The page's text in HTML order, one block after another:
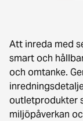
Att inreda med
smart och
och omtanke.
outletprodukter
miljöpåverkan